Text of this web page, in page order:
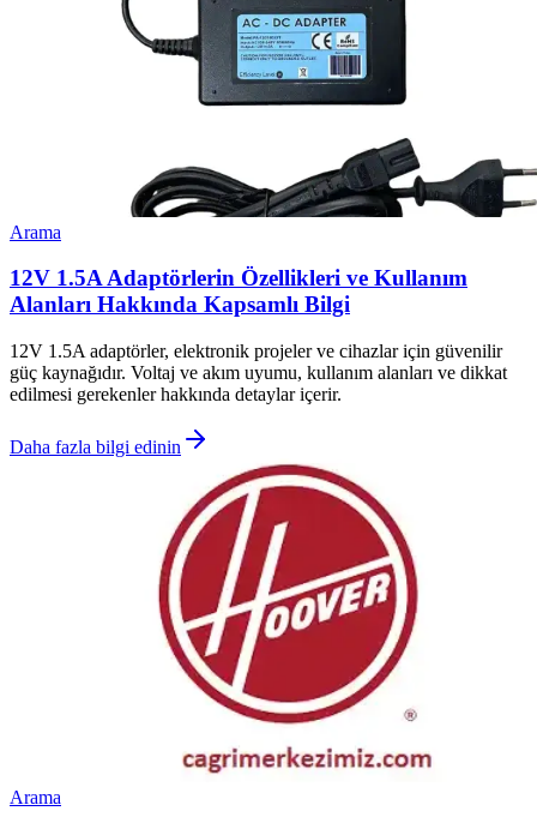
Arama
12V 1.5A Adaptörlerin Özellikleri ve Kullanım
Alanları Hakkında Kapsamlı Bilgi
12V 1.5A adaptörler, elektronik projeler ve cihazlar için güvenilir
güç kaynağıdır. Voltaj ve akım uyumu, kullanım alanları ve dikkat
edilmesi gerekenler hakkında detaylar içerir.
Daha fazla bilgi edinin
Arama